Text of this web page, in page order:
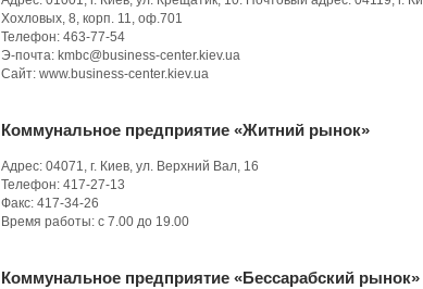
Хохловых, 8, корп. 11, оф.701
Телефон: 463-77-54
Э-почта: kmbc@business-center.kiev.ua
Сайт: www.business-center.kiev.ua
Коммунальное предприятие «Житний рынок»
Адрес: 04071, г. Киев, ул. Верхний Вал, 16
Телефон: 417-27-13
Факс: 417-34-26
Время работы: с 7.00 до 19.00
Коммунальное предприятие «Бессарабский рынок»